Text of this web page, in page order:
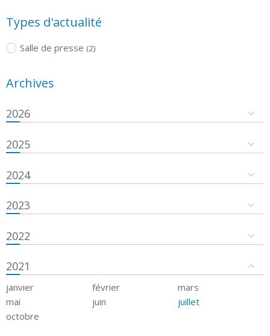
Types d'actualité
Salle de presse (2)
Archives
2026
2025
2024
2023
2022
2021
janvier février
mars
mai
juin
juillet
octobre